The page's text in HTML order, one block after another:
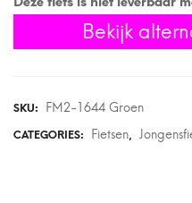
Bekijk
SKU: FM2-1644 Groen
CATEGORIES: Fietsen,